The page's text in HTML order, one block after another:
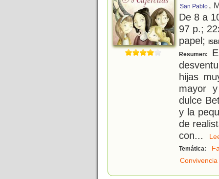
San Pablo ,
De 8 a
97 p.;
papel;
Resumen:
hijas
mayor
dulce
y la
de
con...
Temática:
Convivencia